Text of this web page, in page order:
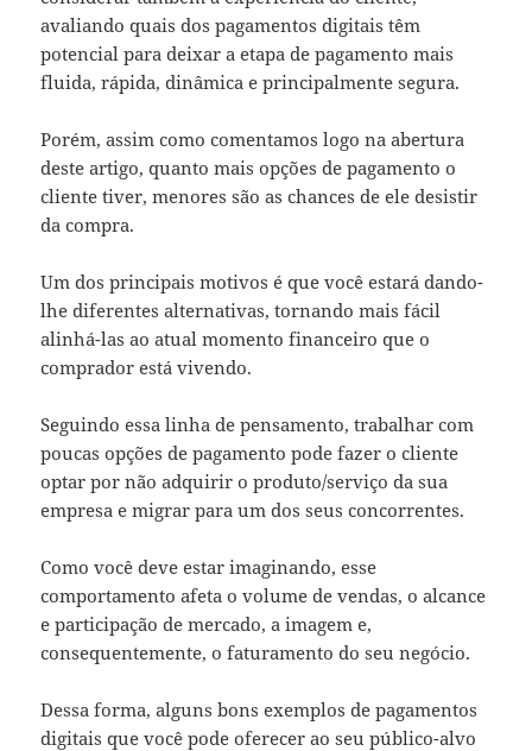
avaliando quais dos pagamentos digitais têm
potencial para deixar a etapa de pagamento mais
fluida, rápida, dinâmica e principalmente segura.
Porém, assim como comentamos logo na abertura
deste artigo, quanto mais opções de pagamento o
cliente tiver, menores são as chances de ele desistir
da compra.
Um dos principais motivos é que você estará dando-
lhe diferentes alternativas, tornando mais fácil
alinhá-las ao atual momento financeiro que o
comprador está vivendo.
Seguindo essa linha de pensamento, trabalhar com
poucas opções de pagamento pode fazer o cliente
optar por não adquirir o produto/serviço da sua
empresa e migrar para um dos seus concorrentes.
Como você deve estar imaginando, esse
comportamento afeta o volume de vendas, o alcance
e participação de mercado, a imagem e,
consequentemente, o faturamento do seu negócio.
Dessa forma, alguns bons exemplos de pagamentos
digitais que você pode oferecer ao seu público-alvo